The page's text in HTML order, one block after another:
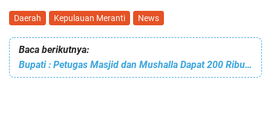
Daerah Kepulauan Meranti News
Baca berikutnya:
Bupati : Petugas Masjid dan Mushalla Dapat 200 Ribu per Bulan